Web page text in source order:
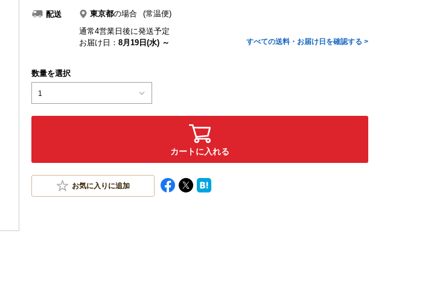
配送 東京都の場合
(常温便)
通常4営業日後に発送予定
お届け日： 8月19日(水) ～ すべての送料・お届け日を確認する >
数量を選択
1
カートに入れる
お気に入りに追加